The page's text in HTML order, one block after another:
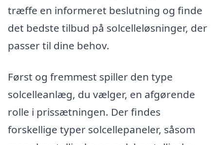
træffe en informeret beslutning og finde
det bedste tilbud på solcelleløsninger, der
passer til dine behov.
Først og fremmest spiller den type
solcelleanlæg, du vælger, en afgørende
rolle i prissætningen. Der findes
forskellige typer solcellepaneler, såsom